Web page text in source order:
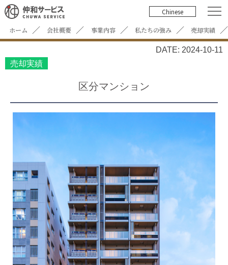
Chinese
ホーム 会社概要 事業内容 私たちの強み 売却実績
DATE: 2024-10-11
売却実績
区分マンション